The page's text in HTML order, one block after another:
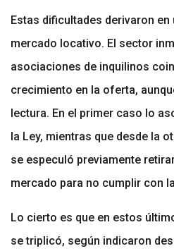
Estas dificultades derivaron
mercado locativo. El sector
asociaciones de inquilinos
crecimiento en la oferta,
lectura. En el primer caso lo
la Ley, mientras que desde la
se especuló previamente
mercado para no cumplir con
Lo cierto es que en estos
se triplicó, según indicaron